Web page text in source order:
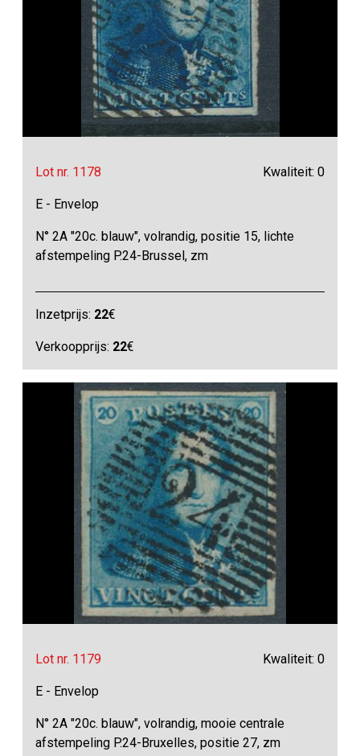
Lot nr. 1178 Kwaliteit: 0
E - Envelop
N° 2A "20c. blauw", volrandig, positie 15, lichte
afstempeling P.24-Brussel, zm
Inzetprijs: 22€
Verkoopprijs: 22€
Lot nr. 1179 Kwaliteit: 0
E - Envelop
N° 2A "20c. blauw", volrandig, mooie centrale
afstempeling P.24-Bruxelles, positie 27, zm